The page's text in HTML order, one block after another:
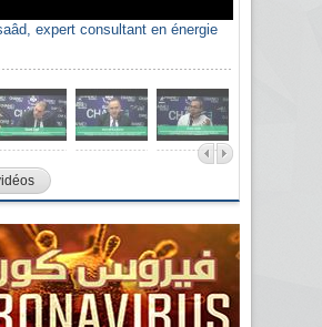
expert consultant en énergie